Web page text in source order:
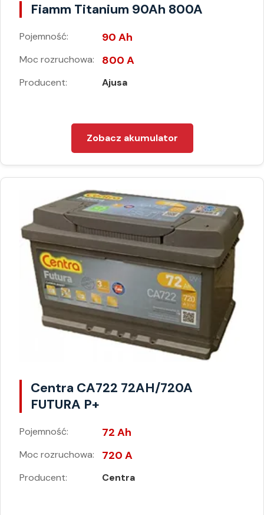
Fiamm Titanium 90Ah 800A
Pojemność: 90 Ah
Moc rozruchowa: 800 A
Producent: Ajusa
Zobacz akumulator
Centra CA722 72AH/720A
FUTURA P+
Pojemność: 72 Ah
Moc rozruchowa: 720 A
Producent: Centra